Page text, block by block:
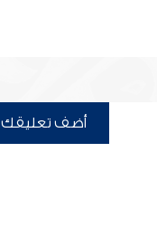
أضف تعليقك